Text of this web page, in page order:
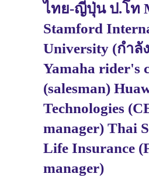
ไทย-ญี่ปุ่น ป.โท
Stamford
University (กำลั
Yamaha rider's
(salesman)
Technologies
manager) Thai
Life Insurance
manager)